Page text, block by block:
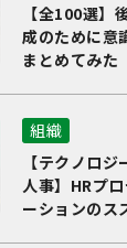
【全100選】
成のために意
まとめてみた
組織
【テクノロ
人事】HRプ
ーションのス